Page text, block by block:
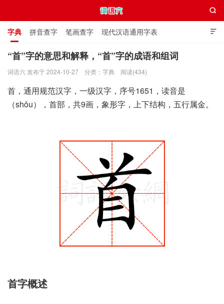

字典 拼音查字 笔画查字 现代汉语通用字表
通用规范汉字表 叠字大全 独体字大全 极简英语词典

“首”字的意思和解释，“首”字的成语和组词
词语六 发布于 2024-10-27 分类： 字典 阅读(434)
首，通用规范汉字，一级汉字，序号1651，读音是
（shǒu），首部，共9画，象形字，上下结构，五行属金。
首字概述